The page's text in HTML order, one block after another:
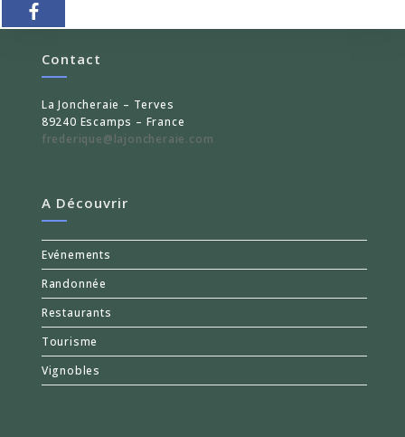
Contact
La Joncheraie – Terves
89240 Escamps – France
frederique@lajoncheraie.com
A Découvrir
Evénements
Randonnée
Restaurants
Tourisme
Vignobles